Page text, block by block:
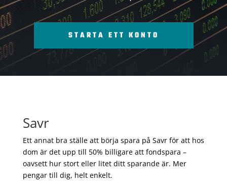
STARTA ETT KONTO
Savr
Ett annat bra ställe att börja spara på Savr för att hos
dom är det upp till 50% billigare att fondspara –
oavsett hur stort eller litet ditt sparande är. Mer
pengar till dig, helt enkelt.